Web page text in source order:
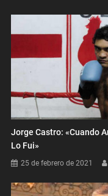
Jorge Castro: «Cuando
Lo Fui»
25 de febrero de 2021